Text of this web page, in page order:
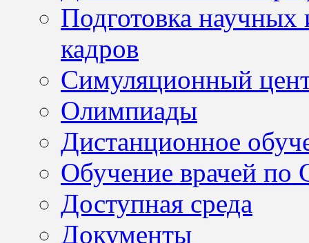
Подготовка научных
кадров
Симуляционный
Олимпиады
Дистанционное
Обучение врачей по
Доступная среда
Документы